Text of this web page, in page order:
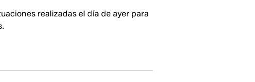
realizadas el día de ayer para